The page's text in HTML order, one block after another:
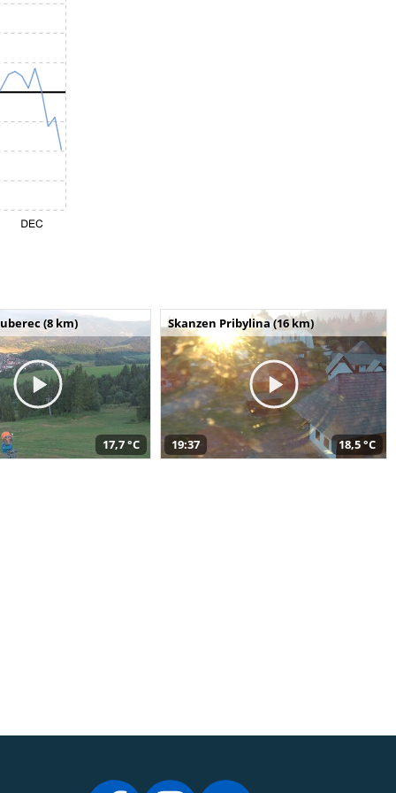
(8 km)
17,7 °C
Skanzen Pribylina (16 km)
19:37 18,5 °C